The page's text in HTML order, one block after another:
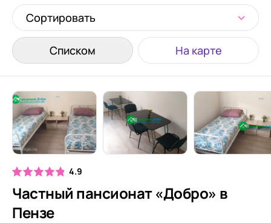
Сортировать
Списком На карте
4.9
Частный пансионат «Добро» в
Пензе